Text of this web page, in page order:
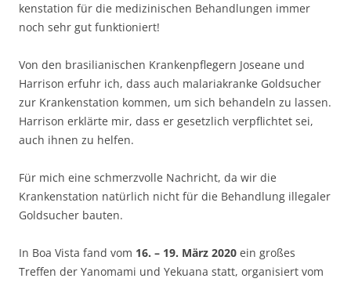
kenstation für die medizinischen Behandlungen immer
noch sehr gut funktioniert!
Von den brasilianischen Krankenpflegern Joseane und
Harrison erfuhr ich, dass auch malariakranke Goldsucher
zur Krankenstation kommen, um sich behandeln zu lassen.
Harrison erklärte mir, dass er gesetzlich verpflichtet sei,
auch ihnen zu helfen.
Für mich eine schmerzvolle Nachricht, da wir die
Krankenstation natürlich nicht für die Behandlung illegaler
Goldsucher bauten.
In Boa Vista fand vom 16. – 19. März 2020 ein großes
Treffen der Yanomami und Yekuana statt, organisiert vom